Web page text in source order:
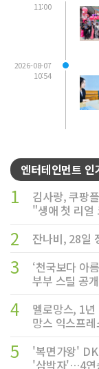
11:00
2026-08-07
10:54
엔터테인먼트 인
1
김사랑, 쿠팡
"생애 첫 리얼
2 잔나비, 28일
3
‘천국보다 아
부부 스틸 공
4
멜로망스, 1
망스 익스프레
5
'복면가왕'
'삼박자'…4연